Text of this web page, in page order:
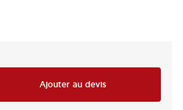
Ajouter au devis